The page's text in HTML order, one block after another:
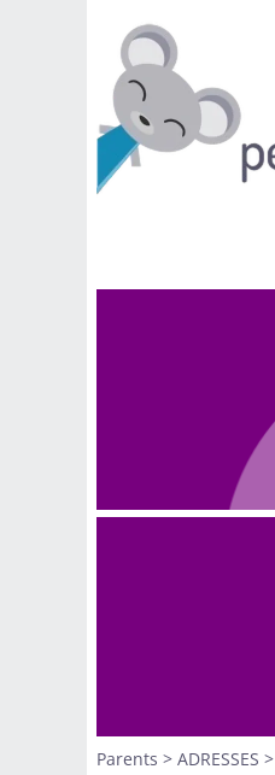
Parents > ADRESSES >